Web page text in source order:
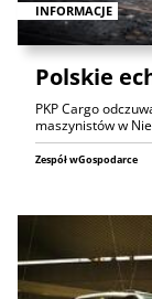
INFORMACJE
Polskie
PKP Cargo
maszynistów w
Zespół wGospodarce